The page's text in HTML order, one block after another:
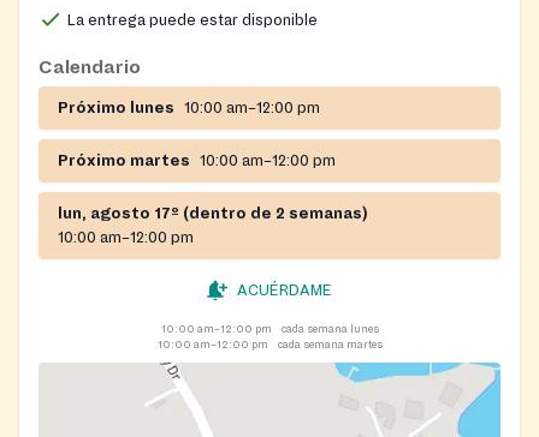
also offers food delivery to homebound individuals and
Thanksgiving and Christmas food baskets and gifts.
La entrega puede estar disponible
Calendario
Próximo lunes 10:00 am–12:00 pm
Próximo martes 10:00 am–12:00 pm
lun, agosto 17º (dentro de 2 semanas)
10:00 am–12:00 pm
ACUÉRDAME
10:00 am–12:00 pm
cada semana lunes
10:00 am–12:00 pm
cada semana martes